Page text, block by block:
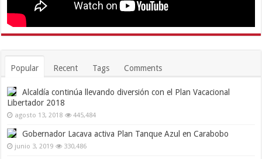
Popular Recent Tags Comments
Alcaldía continúa llevando diversión con el Plan Vacacional
Libertador 2018
agosto 13, 2018 445,484
Gobernador Lacava activa Plan Tanque Azul en Carabobo
junio 3, 2019 330,486